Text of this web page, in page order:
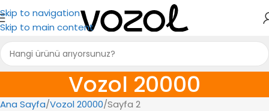
Skip to navigation
Skip to main content
Vozol 20000
Ana Sayfa Vozol 20000 Sayfa 2